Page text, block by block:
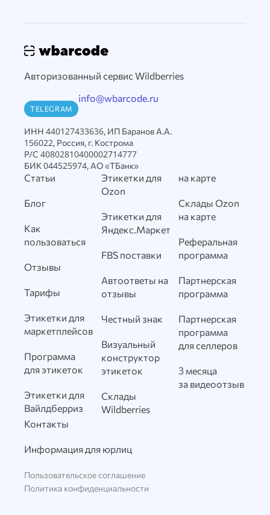
Авторизованный сервис Wildberries
TELEGRAM
info@wbarcode.ru
ИНН 440127433636, ИП Баранов А.А.
156022, Россия, г. Кострома
Р/С 40802810400002714777
БИК 044525974, АО «ТБанк»
Статьи
Блог
Как
пользоваться
Отзывы
Тарифы
Этикетки для
маркетплейсов
Программа
для этикеток
Этикетки для
Вайлдберриз
Этикетки для
Ozon
Этикетки для
Яндекс.Маркет
FBS поставки
Автоответы на
отзывы
Честный знак
Визуальный
конструктор
этикеток
Склады
Wildberries
на карте
Склады Ozon
на карте
Реферальная
программа
Партнерская
программа
Партнерская
программа
для селлеров
3 месяца
за видеоотзыв
Контакты
Информация для юрлиц
Пользовательское соглашение
Политика конфиденциальности